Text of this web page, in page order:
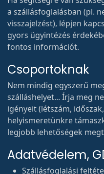
a szállásfoglalásban (pl.
visszajelzést), lépjen
gyors ügyintézés
fontos információt.
Csoportoknak
Nem mindig egyszerű
szálláshelyet... Írja meg
igényeit (létszám,
helyismeretünkre
legjobb lehetőségek
Adatvédelem,
Szállásfoglalási